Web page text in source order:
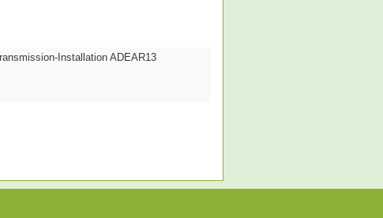
Installation ADEAR13